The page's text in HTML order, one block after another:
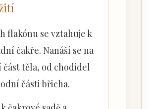
flakónu se vztahuje k
čakře. Nanáší se na
těla, od chodidel
části břicha.